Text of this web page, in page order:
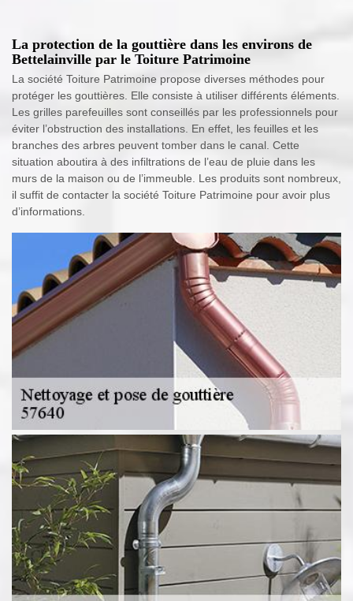
La protection de la gouttière dans les environs de
Bettelainville par le Toiture Patrimoine
La société Toiture Patrimoine propose diverses méthodes pour
protéger les gouttières. Elle consiste à utiliser différents éléments.
Les grilles parefeuilles sont conseillés par les professionnels pour
éviter l’obstruction des installations. En effet, les feuilles et les
branches des arbres peuvent tomber dans le canal. Cette
situation aboutira à des infiltrations de l’eau de pluie dans les
murs de la maison ou de l’immeuble. Les produits sont nombreux,
il suffit de contacter la société Toiture Patrimoine pour avoir plus
d’informations.